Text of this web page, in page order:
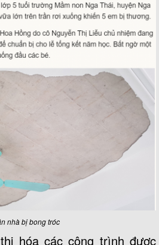
nhà bị bong tróc
hóa các công trình được